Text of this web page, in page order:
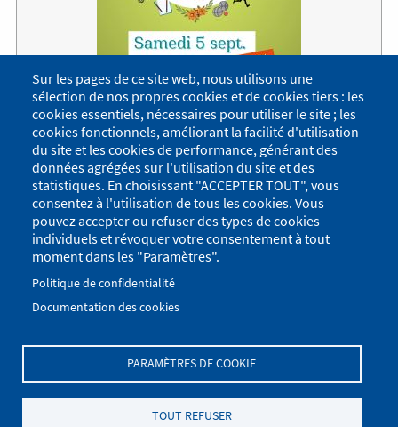
Sur les pages de ce site web, nous utilisons une
sélection de nos propres cookies et de cookies tiers : les
cookies essentiels, nécessaires pour utiliser le site ; les
cookies fonctionnels, améliorant la facilité d'utilisation
du site et les cookies de performance, générant des
données agrégées sur l'utilisation du site et des
statistiques. En choisissant "ACCEPTER TOUT", vous
consentez à l'utilisation de tous les cookies. Vous
pouvez accepter ou refuser des types de cookies
individuels et révoquer votre consentement à tout
moment dans les "Paramètres".
Politique de confidentialité
Documentation des cookies
PARAMÈTRES DE COOKIE
TOUT REFUSER
Forum des associations à Crêts en Belledonne
Au complexe sportif de Crêts en Belledonne.
Repli au gymnase et boulodromes en cas de mauvais
temps.
Lire la suite
Voir tous les événements de l'agenda
Menu